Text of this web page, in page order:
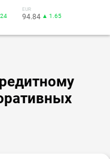
EUR
94.84 ▲ 1.65